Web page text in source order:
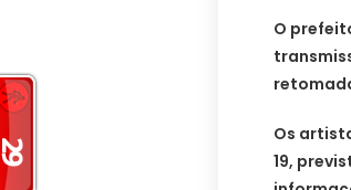
O
Os
19,